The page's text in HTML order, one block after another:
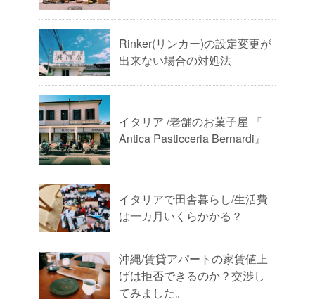
Rinker(リンカー)の設定変更が
出来ない場合の対処法
イタリア /老舗のお菓子屋 『
Antica Pasticceria Bernardi』
イタリアで田舎暮らし/生活費
は一カ月いくらかかる？
沖縄/賃貸アパートの家賃値上
げは拒否できるのか？交渉し
てみました。